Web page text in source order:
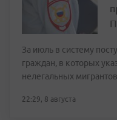
За июль в систему
граждан, в которых
нелегальных мигрантов
22:29, 8 августа